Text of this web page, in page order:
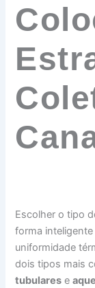
Escolher o tipo
forma
uniformidade
dois tipos mais
tubulares e